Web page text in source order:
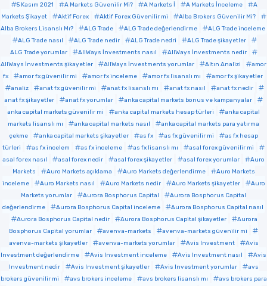
5 Kasım 2021 A Markets Güvenilir Mi? A Markets İ A Markets İnceleme
A
Markets Şikayet
Aktif Forex Aktif Forex Güvenilir mi
Alba Brokers Güvenilir Mi?
Alba Brokers Lisanslı Mı?
ALG Trade ALG Trade değerlendirme
ALG Trade inceleme
ALG Trade nasıl
ALG Trade nedir ALG Trade nedri
ALG Trade şikayetler
ALG Trade yorumlar
AllWays İnvestments nasıl
AllWays İnvestments nedir
AllWays İnvestments şikayetler
AllWays İnvestments yorumlar Altın Analizi
amor
fx
amor fx güvenilir mi amor fx inceleme amor fx lisanslı mı
amor fx şikayetler
analiz
anat fx güvenilir mi anat fx lisanslı mı anat fx nasıl
anat fx nedir
anat fx şikayetler
anat fx yorumlar
anka capital markets bonus ve kampanyalar
anka capital markets güvenilir mi
anka capital markets hesap türleri
anka capital
markets lisanslı mı
anka capital markets nasıl
anka capital markets para yatırma
çekme
anka capital markets şikayetler as fx as fx güvenilir mi
as fx hesap
türleri
as fx incelem as fx inceleme as fx lisanslı mı
asal forex güvenilir mi
asal forex nasıl
asal forex nedir asal forex şikayetler asal forex yorumlar
Auro
Markets
Auro Markets açıklama Auro Markets değerlendirme
Auro Markets
inceleme
Auro Markets nasıl Auro Markets nedir Auro Markets şikayetler
Auro
Markets yorumlar
Aurora Bosphorus Capital
Aurora Bosphorus Capital
değerlendirme
Aurora Bosphorus Capital inceleme
Aurora Bosphorus Capital nasıl
Aurora Bosphorus Capital nedir
Aurora Bosphorus Capital şikayetler
Aurora
Bosphorus Capital yorumlar
avenva-markets
avenva-markets güvenilir mi
avenva-markets şikayetler
avenva-markets yorumlar Avis Investment
Avis
Investment değerlendirme
Avis Investment inceleme Avis Investment nasıl
Avis
Investment nedir
Avis Investment şikayetler Avis Investment yorumlar
avs
brokers güvenilir mi
avs brokers inceleme avs brokers lisanslı mı
avs brokers para